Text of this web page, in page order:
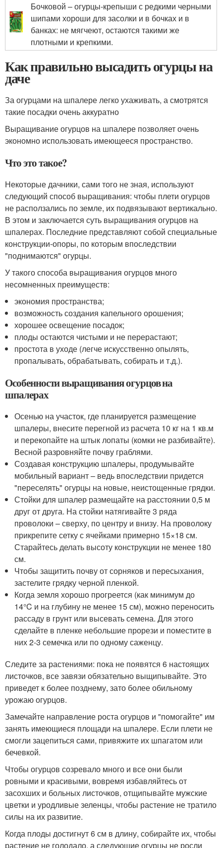
Бочковой – огурцы-крепыши с редкими черными
шипами хороши для засолки и в бочках и в
банках: не мягчеют, остаются такими же
плотными и крепкими.
Как правильно высадить огурцы на
даче
За огурцами на шпалере легко ухаживать, а смотрятся
такие посадки очень аккуратно
Выращивание огурцов на шпалере позволяет очень
экономно использовать имеющееся пространство.
Что это такое?
Некоторые дачники, сами того не зная, используют
следующий способ выращивания: чтобы плети огурцов
не расползались по земле, их подвязывают вертикально.
В этом и заключается суть выращивания огурцов на
шпалерах. Последние представляют собой специальные
конструкции-опоры, по которым впоследствии
"поднимаются" огурцы.
У такого способа выращивания огурцов много
несомненных преимуществ:
экономия пространства;
возможность создания капельного орошения;
хорошее освещение посадок;
плоды остаются чистыми и не перерастают;
простота в уходе (легче искусственно опылять,
пропалывать, обрабатывать, собирать и т.д.).
Особенности выращивания огурцов на
шпалерах
Осенью на участок, где планируется размещение
шпалеры, внесите перегной из расчета 10 кг на 1 кв.м
и перекопайте на штык лопаты (комки не разбивайте).
Весной разровняйте почву граблями.
Создавая конструкцию шпалеры, продумывайте
мобильный вариант – ведь впоследствии придется
"переселять" огурцы на новые, неистощенные грядки.
Стойки для шпалер размещайте на расстоянии 0,5 м
друг от друга. На стойки натягивайте 3 ряда
проволоки – сверху, по центру и внизу. На проволоку
прикрепите сетку с ячейками примерно 15×18 см.
Старайтесь делать высоту конструкции не менее 180
см.
Чтобы защитить почву от сорняков и пересыхания,
застелите грядку черной пленкой.
Когда земля хорошо прогреется (как минимум до
14°C и на глубину не менее 15 см), можно переносить
рассаду в грунт или высевать семена. Для этого
сделайте в пленке небольшие прорези и поместите в
них 2-3 семечка или по одному саженцу.
Следите за растениями: пока не появятся 6 настоящих
листочков, все завязи обязательно выщипывайте. Это
приведет к более позднему, зато более обильному
урожаю огурцов.
Замечайте направление роста огурцов и "помогайте" им
занять имеющиеся площади на шпалере. Если плети не
смогли зацепиться сами, привяжите их шпагатом или
бечевкой.
Чтобы огурцов созревало много и все они были
ровными и красивыми, вовремя избавляйтесь от
засохших и больных листочков, отщипывайте мужские
цветки и уродливые зеленцы, чтобы растение не тратило
силы на их развитие.
Когда плоды достигнут 6 см в длину, собирайте их, чтобы
растение не голодало, а следующие огурцы не росли